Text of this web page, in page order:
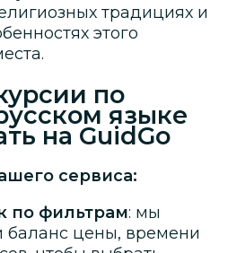
традициях и
этого
по
языке
на GuidGo
сервиса:
по фильтрам: мы
баланс цены, времени